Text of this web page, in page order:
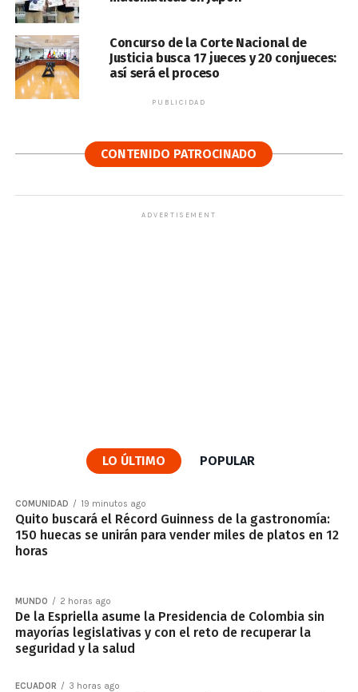
Concurso de la Corte Nacional de
Justicia busca 17 jueces y 20 conjueces:
así será el proceso
PUBLICIDAD
CONTENIDO PATROCINADO
ADVERTISEMENT
LO ÚLTIMO POPULAR
COMUNIDAD 19 minutos ago
Quito buscará el Récord Guinness de la gastronomía:
150 huecas se unirán para vender miles de platos en 12
horas
MUNDO 2 horas ago
De la Espriella asume la Presidencia de Colombia sin
mayorías legislativas y con el reto de recuperar la
seguridad y la salud
ECUADOR 3 horas ago